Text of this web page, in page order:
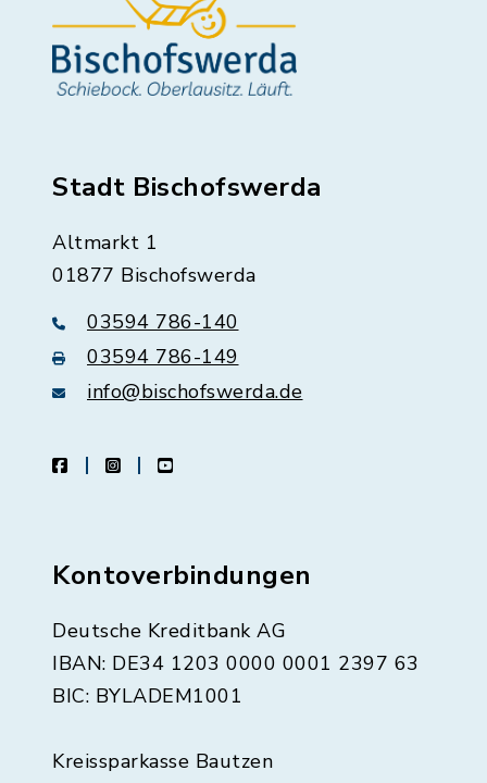
Stadt Bischofswerda
Altmarkt 1
01877 Bischofswerda
03594 786-140
03594 786-149
info@bischofswerda.de
facebookinstagramyoutube
Kontoverbindungen
Deutsche Kreditbank AG
IBAN: DE34 1203 0000 0001 2397 63
BIC: BYLADEM1001
Kreissparkasse Bautzen